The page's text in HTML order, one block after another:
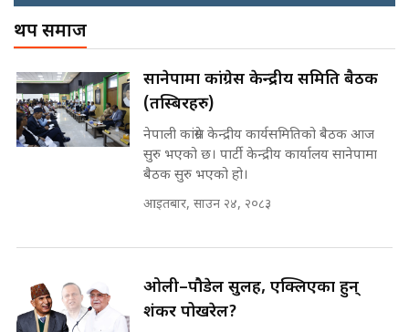
अदालतको गुनासो अब सिधै सर्वोच्चमा
|| Court Grievances Directly to
the Supreme Court ||
SIDHAKURA
मोबिलिटीमा महिलाको पहुँच विस्तार गर्दै
इनड्राइभ || SIDHAKURA ||
राष्ट्रिय सवालमा ९ दल एकजुट ||
Prachanda, Rabi, Gagan Stand
SIDHAKURA
पोप्पोको पासोः कमाउने लोभमा घरबार नै
उठिबास | The Dark Side of
'Poppo Live'-SIDHAKURA
INVESTIGATION
घुसको डिल || Raj Kumar Gupta ||
थप समाज
सानेपामा कांग्रेस केन्द्रीय समिति बैठक
(तस्बिरहरु)
नेपाली कांग्रेस केन्द्रीय कार्यसमितिको बैठक आज
सुरु भएको छ। पार्टी केन्द्रीय कार्यालय सानेपामा
बैठक सुरु भएको हो।
आइतबार, साउन २४, २०८३
ओली–पौडेल सुलह, एक्लिएका हुन्
शंकर पोखरेल?